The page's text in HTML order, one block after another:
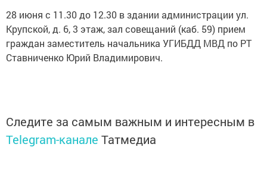
28 июня с 11.30 до 12.30 в здании администрации ул.
Крупской, д. 6, 3 этаж, зал совещаний (каб. 59) прием
граждан заместитель начальника УГИБДД МВД по РТ
Ставниченко Юрий Владимирович.
Следите за самым важным и интересным в
Telegram-канале Татмедиа